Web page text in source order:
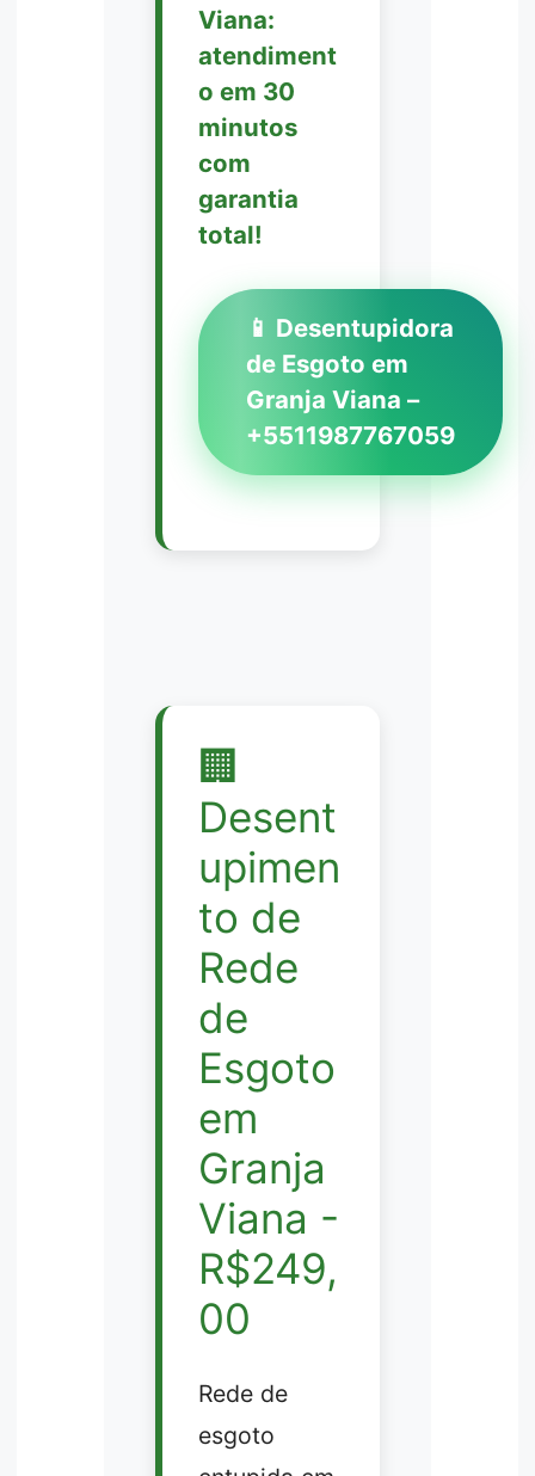
Viana:
atendiment
o em 30
minutos
com
garantia
total!
📱 Desentupidora
de Esgoto em
Granja Viana –
+5511987767059
🏢
Desent
upimen
to de
Rede
de
Esgoto
em
Granja
Viana -
R$249,
00
Rede de
esgoto